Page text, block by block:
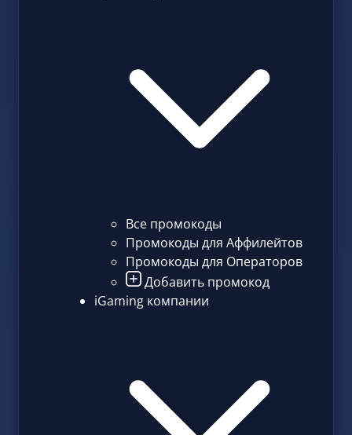
Все промокоды
Промокоды для Аффилейтов
Промокоды для Операторов
Добавить промокод
iGaming компании